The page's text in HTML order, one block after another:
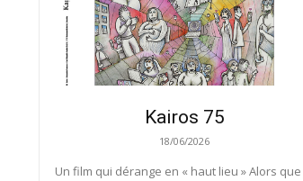
Kairos 75
18/06/2026
Un film qui dérange en « haut lieu » Alors que